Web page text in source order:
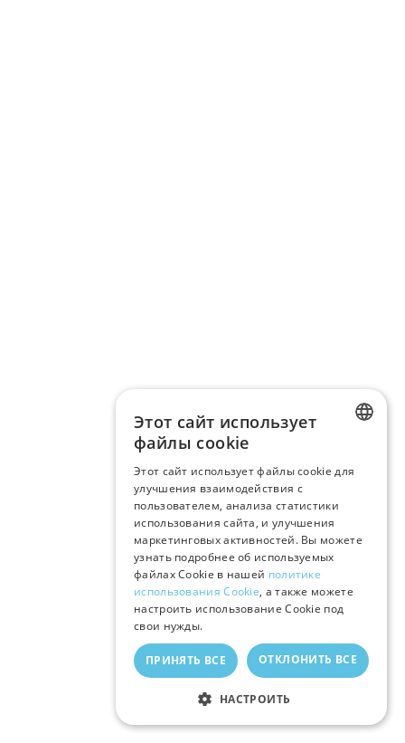
ENGLISH
Этот сайт использует
файлы cookie
Этот сайт использует файлы cookie для
улучшения взаимодействия с
пользователем, анализа статистики
использования сайта, и улучшения
маркетинговых активностей. Вы можете
узнать подробнее об используемых
файлах Cookie в нашей политике
использования Cookie, а также можете
настроить использование Cookie под
свои нужды.
ПРИНЯТЬ ВСЕ ОТКЛОНИТЬ ВСЕ
НАСТРОИТЬ